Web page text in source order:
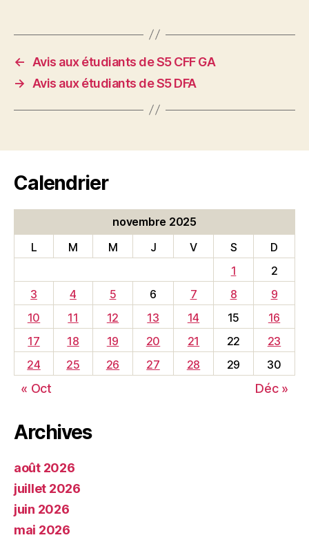
←
Avis aux étudiants de S5 CFF GA
→
Avis aux étudiants de S5 DFA
Calendrier
novembre 2025
L
M M J V S
D
1
2
3
4 5 6 7 8
9
10
11 12 13 14 15
16
17
18 19 20 21 22
23
24
25 26 27 28 29 30
« Oct Déc »
Archives
août 2026
juillet 2026
juin 2026
mai 2026